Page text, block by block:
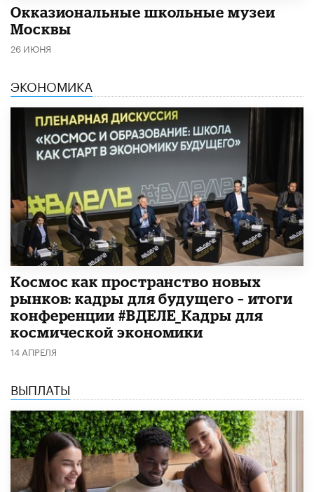
​Окказиональные школьные музеи
Москвы
26 ИЮНЯ
ЭКОНОМИКА
Космос как пространство новых
рынков: кадры для будущего – итоги
конференции #ВДЕЛЕ_Кадры для
космической экономики
14 АПРЕЛЯ
ВЫПЛАТЫ